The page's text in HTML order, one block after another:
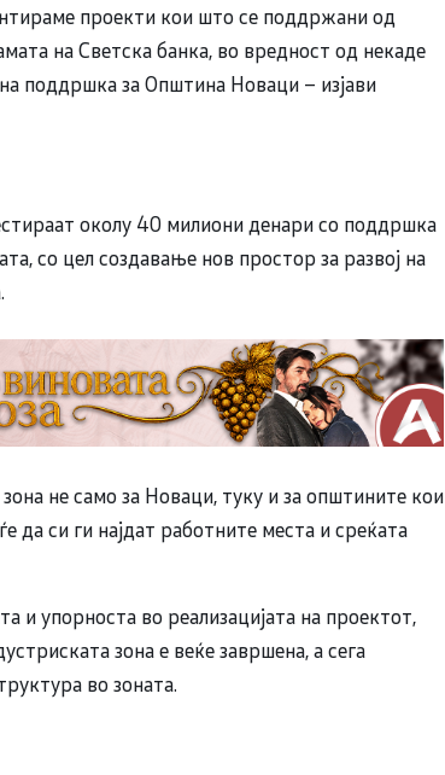
проекти кои што се поддржани од
на Светска банка, во вредност од некаде
поддршка за Општина Новаци – изјави
околу 40 милиони денари со поддршка
со цел создавање нов простор за развој на
не само за Новаци, туку и за општините кои
да си ги најдат работните места и среќата
и упорноста во реализацијата на проектот,
зона е веќе завршена, а сега
во зоната.